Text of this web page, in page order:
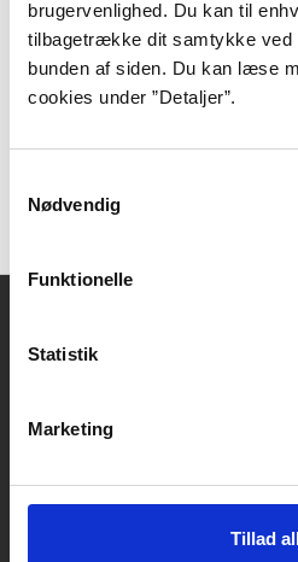
brugervenlighed. Du kan til
tilbagetrække dit samtykke ved
bunden af siden. Du kan læse
cookies under ”Detaljer”.
Nødvendig
Funktionelle
Statistik
Marketing
Tillad
Selvom Viggo Bjerrings
ret forskelligartede – fra det
romanforløb – så rummer
legende og filosofiske omgang
repræsentationen, såvel
DBC DIGITAL A/S
2750 Ballerup
CVR: 15149043 | EAN: 579
Skriv til Forfatterweb-